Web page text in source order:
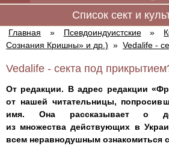
Cписок сект и
Главная » Псевдоиндуистские »
Сознания Кришны» и др.) » Vedalife -
Vedalife - секта под
От редакции. В адрес редакции
от нашей читательницы,
имя. Она рассказывает о
из множества действующих в
всем неравнодушным ознакомиться